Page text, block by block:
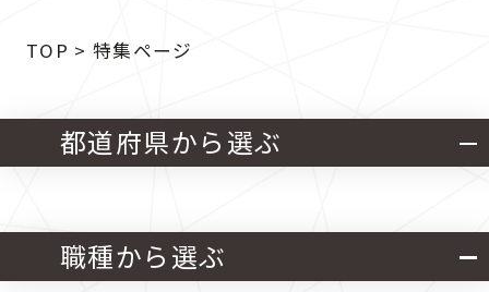
TOP > 特集ページ
都道府県から選ぶ
北海道・東北 関東
職種から選ぶ